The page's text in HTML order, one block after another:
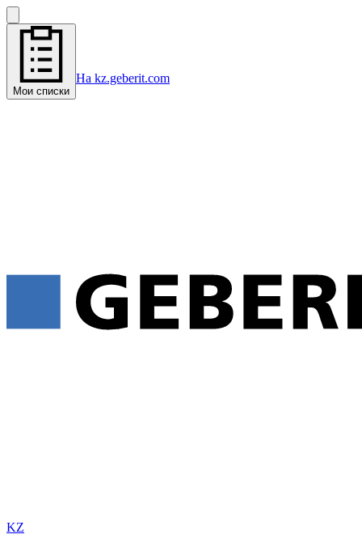
Мои списки
На kz.geberit.com
KZ